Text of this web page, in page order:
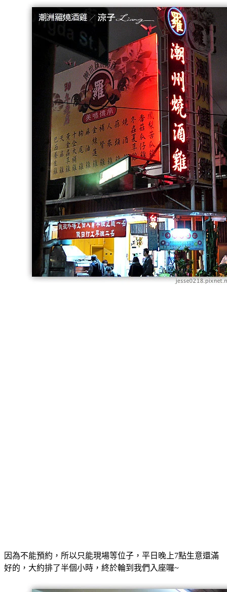
因為不能預約，所以只能現場等位子，平日晚上7點生意還滿
好的，大約排了半個小時，終於輪到我們入座囉~